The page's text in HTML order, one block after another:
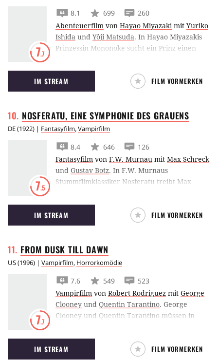
7.7
8.1 699
260
Abenteuerfilm von Hayao Miyazakimit Yuriko
Ishida und Yôji Matsuda. In Hayao Miyazakis
Prinzessin Mononoke sucht ein Prinz einen
wildes Mädchen, das für die Tiergötter des
Waldes kämpft.
IM STREAM FILM VORMERKEN
NOSFERATU, EINE SYMPHONIE DES GRAUENS
DE(1922) | Fantasyfilm,Vampirfilm
7.5
8.4 646
126
Fantasyfilm von F.W. Murnau mit Max Schreck
und Gustav Botz. In F.W. Murnaus
Stummfilmklassiker Nosferatu treibt Max
Dracula) in Transsylvanien und Wismar sein
Unwesen.
IM STREAM FILM VORMERKEN
FROM DUSK TILL DAWN
US(1996) | Vampirfilm, Horrorkomödie
7.7
7.6 549
523
Vampirfilm von Robert Rodriguez mit George
Clooney und Quentin Tarantino. George
Clooney und Quentin Tarantino müssen in
flüchten, denn im Titty Twister geht es erst so
richtig rund.
IM STREAM FILM VORMERKEN